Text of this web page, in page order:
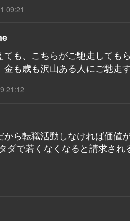
09:21
ても、こちらがご馳走しても
金も歳も沢山ある人にご馳走
21:12
ら転職活動しなければ価値
ダで若くなくなると請求さ